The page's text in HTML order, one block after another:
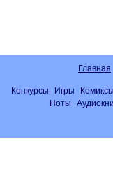
Главная
Конкурсы Игры Комиксы
Ноты